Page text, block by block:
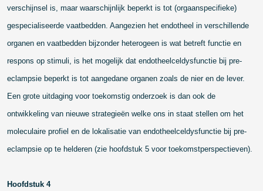
verschijnsel is, maar waarschijnlijk beperkt is tot (orgaanspecifieke)
gespecialiseerde vaatbedden. Aangezien het endotheel in verschillende
organen en vaatbedden bijzonder heterogeen is wat betreft functie en
respons op stimuli, is het mogelijk dat endotheelceldysfunctie bij pre-
eclampsie beperkt is tot aangedane organen zoals de nier en de lever.
Een grote uitdaging voor toekomstig onderzoek is dan ook de
ontwikkeling van nieuwe strategieën welke ons in staat stellen om het
moleculaire profiel en de lokalisatie van endotheelceldysfunctie bij pre-
eclampsie op te helderen (zie hoofdstuk 5 voor toekomstperspectieven).
Hoofdstuk 4